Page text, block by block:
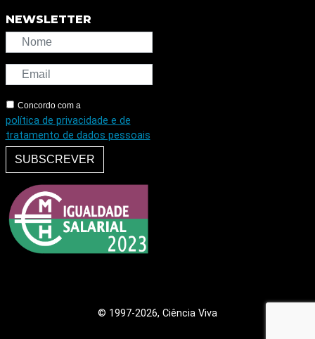
NEWSLETTER
Concordo com a
política de privacidade e de
tratamento de dados pessoais
SUBSCREVER
© 1997-2026, Ciência Viva